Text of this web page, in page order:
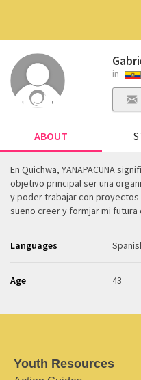
in
ABOUT
En Quichwa, YANAPACUNA
objetivo principal ser una
y poder trabajar con
sueno creer y formjar mi futura
Languages
Age 43
Youth Resources